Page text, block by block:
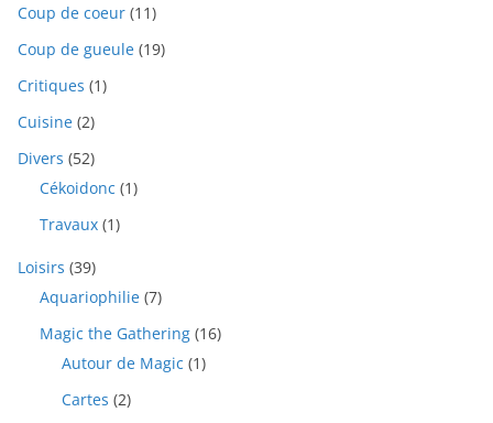
Coup de coeur (11)
Coup de gueule (19)
Critiques (1)
Cuisine (2)
Divers (52)
Cékoidonc (1)
Travaux (1)
Loisirs (39)
Aquariophilie (7)
Magic the Gathering (16)
Autour de Magic (1)
Cartes (2)